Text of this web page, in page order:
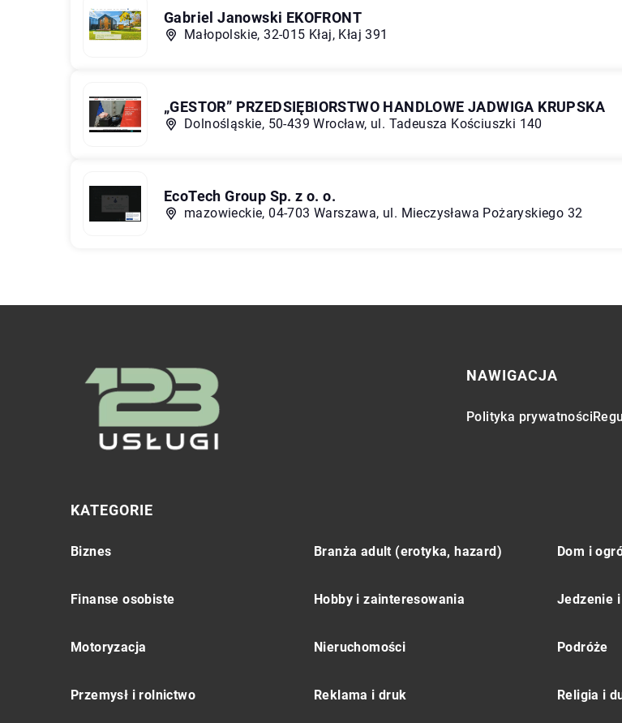
Gabriel Janowski EKOFRONT
Małopolskie, 32-015 Kłaj, Kłaj 391
„GESTOR” PRZEDSIĘBIORSTWO HANDLOWE JADWIGA KRUPSKA
Dolnośląskie, 50-439 Wrocław, ul. Tadeusza Kościuszki 140
EcoTech Group Sp. z o. o.
mazowieckie, 04-703 Warszawa, ul. Mieczysława Pożaryskiego 32
NAWIGACJA
Polityka prywatności
KATEGORIE
Biznes Branża adult (erotyka, hazard) Dom i
Finanse osobiste Hobby i zainteresowania Jedzenie
Motoryzacja Nieruchomości Podróże
Przemysł i rolnictwo Reklama i druk Religia i